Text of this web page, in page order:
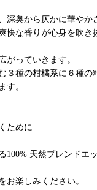
深奥から仄かに華やか
快な香りが心身を吹き
がっていきます。
３種の柑橘系に６種の
す。
ために
100% 天然ブレンドエ
お楽しみください。